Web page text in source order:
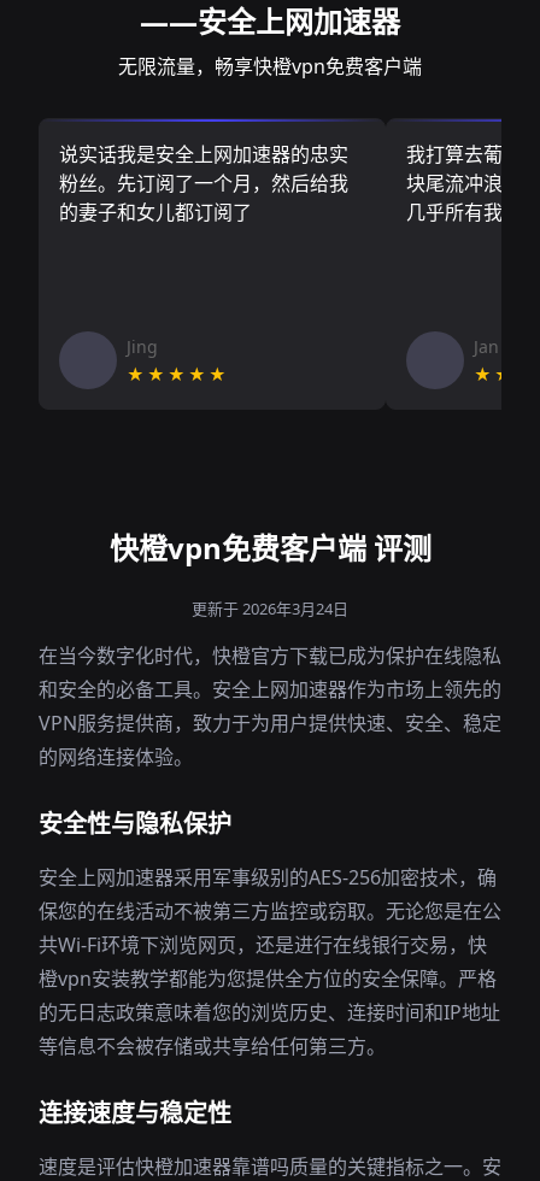
——安全上网加速器
无限流量，畅享快橙vpn免费客户端
说实话我是安全上网加速器的忠实
粉丝。先订阅了一个月，然后给我
的妻子和女儿都订阅了
Jing
★★★★★
我打算去葡萄
块尾流冲浪板
几乎所有我需
Jan V
快橙vpn免费客户端 评测
更新于 2026年3月24日
在当今数字化时代，快橙官方下载已成为保护在线隐私
和安全的必备工具。安全上网加速器作为市场上领先的
VPN服务提供商，致力于为用户提供快速、安全、稳定
的网络连接体验。
安全性与隐私保护
安全上网加速器采用军事级别的AES-256加密技术，确
保您的在线活动不被第三方监控或窃取。无论您是在公
共Wi-Fi环境下浏览网页，还是进行在线银行交易，快
橙vpn安装教学都能为您提供全方位的安全保障。严格
的无日志政策意味着您的浏览历史、连接时间和IP地址
等信息不会被存储或共享给任何第三方。
连接速度与稳定性
速度是评估快橙加速器靠谱吗质量的关键指标之一。安